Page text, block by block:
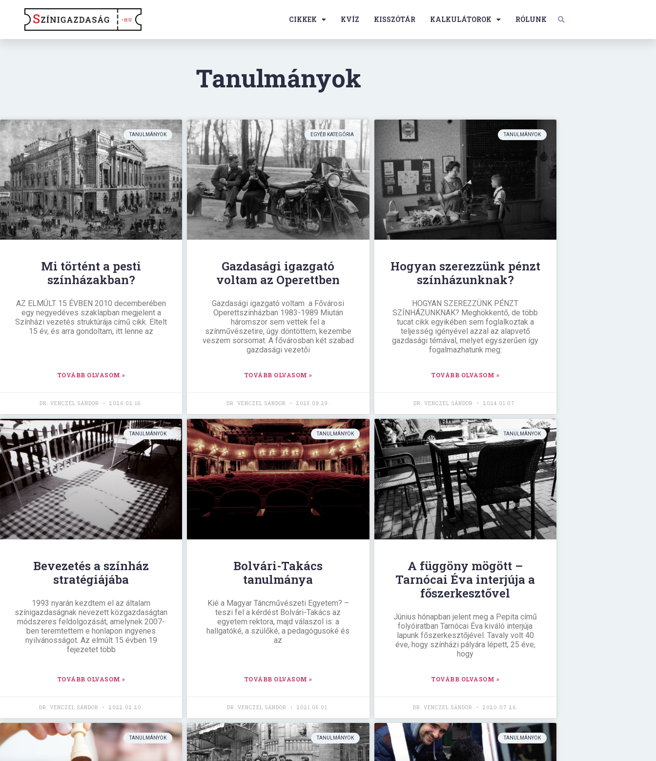
CIKKEK KVÍZ KISSZÓTÁR KALKULÁTOROK RÓLUNK
Tanulmányok
TANULMÁNYOK
Mi történt a pesti
színházakban?
AZ ELMÚLT 15 ÉVBEN 2010 decemberében
egy negyedéves szaklapban megjelent a
Színházi vezetés struktúrája című cikk. Eltelt
15 év, és arra gondoltam, itt lenne az
TOVÁBB OLVASOM »
DR. VENCZEL SÁNDOR 2026.02.16.
EGYÉB KATEGÓRIA
Gazdasági igazgató
voltam az Operettben
Gazdasági igazgató voltam a Fővárosi
Operettszínházban 1983-1989 Miután
háromszor sem vettek fel a
színművészetire, úgy döntöttem, kezembe
veszem sorsomat. A fővárosban két szabad
gazdasági vezetői
TOVÁBB OLVASOM »
DR. VENCZEL SÁNDOR 2025.09.29.
TANULMÁNYOK
Hogyan szerezzünk pénzt
színházunknak?
HOGYAN SZEREZZÜNK PÉNZT
SZÍNHÁZUNKNAK? Meghökkentő, de több
tucat cikk egyikében sem foglalkoztak a
teljesség igényével azzal az alapvető
gazdasági témával, melyet egyszerűen így
fogalmazhatunk meg:
TOVÁBB OLVASOM »
DR. VENCZEL SÁNDOR 2024.01.07.
TANULMÁNYOK
Bevezetés a színház
stratégiájába
1993 nyarán kezdtem el az általam
színigazdaságnak nevezett közgazdaságtan
módszeres feldolgozását, amelynek 2007-
ben teremtettem e honlapon ingyenes
nyilvánosságot. Az elmúlt 15 évben 19
fejezetet több
TOVÁBB OLVASOM »
DR. VENCZEL SÁNDOR 2022.02.20.
TANULMÁNYOK
Bolvári-Takács
tanulmánya
Kié a Magyar Táncművészeti Egyetem? –
teszi fel a kérdést Bolvári-Takács az
egyetem rektora, majd válaszol is: a
hallgatóké, a szülőké, a pedagógusoké és
az
TOVÁBB OLVASOM »
DR. VENCZEL SÁNDOR 2021.05.01.
TANULMÁNYOK
A függöny mögött –
Tarnócai Éva interjúja a
főszerkesztővel
Június hónapban jelent meg a Pepita című
folyóiratban Tarnócai Éva kiváló interjúja
lapunk főszerkesztőjével. Tavaly volt 40
éve, hogy színházi pályára lépett, 25 éve,
hogy
TOVÁBB OLVASOM »
DR. VENCZEL SÁNDOR 2020.07.26.
TANULMÁNYOK TANULMÁNYOK TANULMÁNYOK